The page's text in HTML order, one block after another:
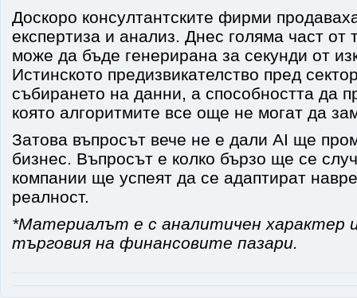
Доскоро консултантските фирми
експертиза и анализ. Днес голяма част
може да бъде генерирана за секунди от
Истинското предизвикателство пред
събирането на данни, а способността да
която алгоритмите все още не могат да
Затова въпросът вече не е дали AI ще
бизнес. Въпросът е колко бързо ще се
компании ще успеят да се адаптират
реалност.
*Материалът е с аналитичен характер
търговия на финансовите пазари.